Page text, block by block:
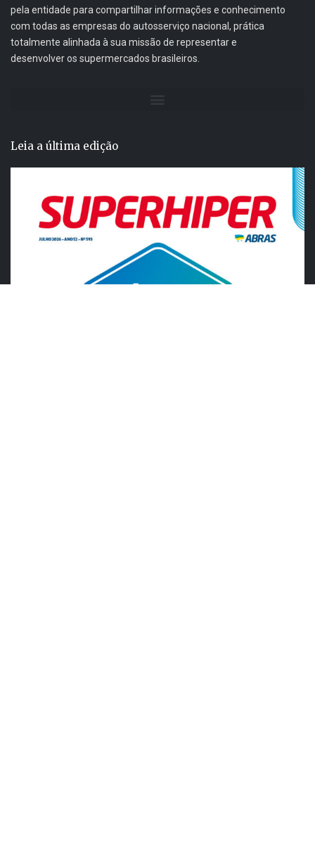
pela entidade para compartilhar informações e conhecimento
com todas as empresas do autosserviço nacional, prática
totalmente alinhada à sua missão de representar e
desenvolver os supermercados brasileiros.
Leia a última edição